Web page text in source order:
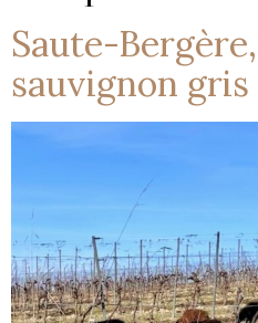
Saute-
sauvignon gris